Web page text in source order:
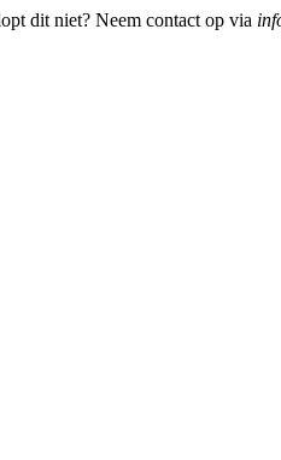
dit niet? Neem contact op via